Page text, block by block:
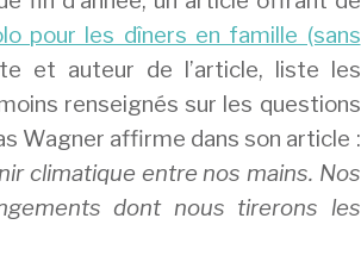
pour les dîners en famille (sans
et auteur de l’article, liste les
renseignés sur les questions
Wagner affirme dans son article :
climatique entre nos mains. Nos
dont nous tirerons les